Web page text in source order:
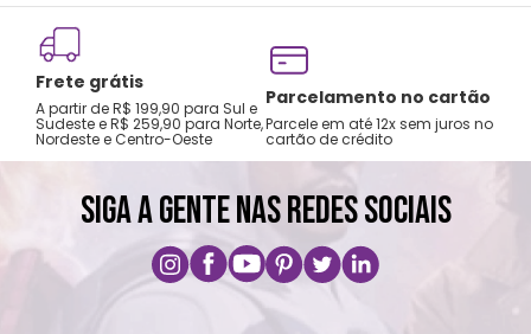
Lavar com água, esponja macia e sabão
neutro.
Não recomendado colocar no freezer.
Não vai ao micro-ondas.
Não utilizar produtos químicos e abrasivos.
Frete grátis
A partir de R$ 199,90 para Sul e
Sudeste e R$ 259,90 para Norte,
Nordeste e Centro-Oeste
Parcelamento no cartão
Parcele em até 12x sem juros no
cartão de crédito
SIGA A GENTE NAS REDES SOCIAIS